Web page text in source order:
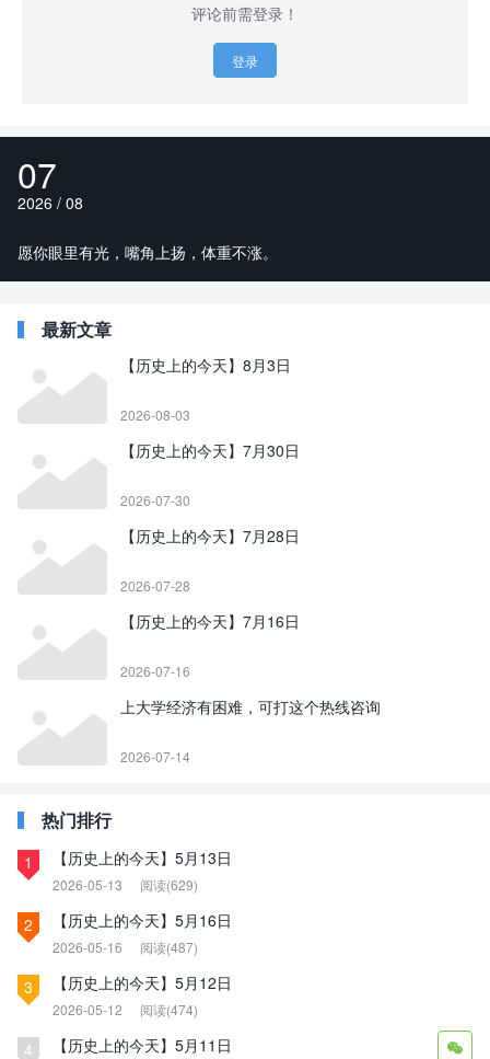
评论前需登录！
登录
07
2026 / 08
愿你眼里有光，嘴角上扬，体重不涨。
最新文章
【历史上的今天】8月3日
2026-08-03
【历史上的今天】7月30日
2026-07-30
【历史上的今天】7月28日
2026-07-28
【历史上的今天】7月16日
2026-07-16
上大学经济有困难，可打这个热线咨询
2026-07-14
热门排行
1 【历史上的今天】5月13日
2026-05-13 阅读(629)
2 【历史上的今天】5月16日
2026-05-16 阅读(487)
3 【历史上的今天】5月12日
2026-05-12 阅读(474)
4 【历史上的今天】5月11日 